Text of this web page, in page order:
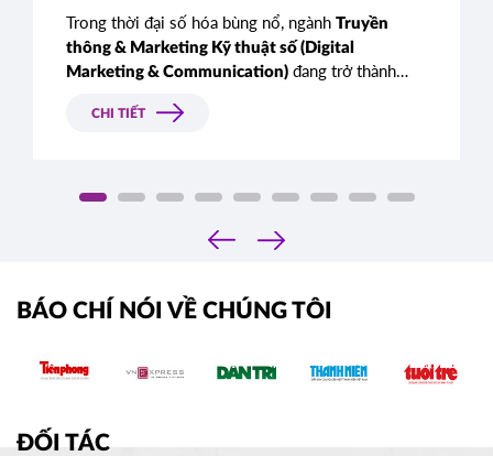
Trong thời đại số hóa bùng nổ, ngành Truyền
thông & Marketing Kỹ thuật số (Digital
Marketing & Communication) đang trở thành
công nghệ đến tập đoàn đa quốc gia, tất cả đều
CHI TIẾT
‹
›
BÁO CHÍ NÓI VỀ CHÚNG TÔI
ĐỐI TÁC